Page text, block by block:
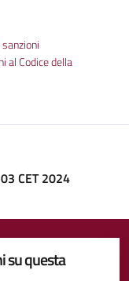
al Codice della
CET 2024
su questa